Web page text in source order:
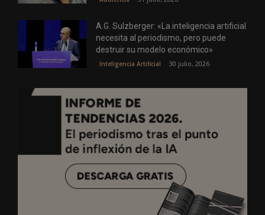
A.G. Sulzberger: «La inteligencia artificial
necesita al periodismo, pero puede
destruir su modelo económico»
Inteligencia Artificial 30 julio, 2026